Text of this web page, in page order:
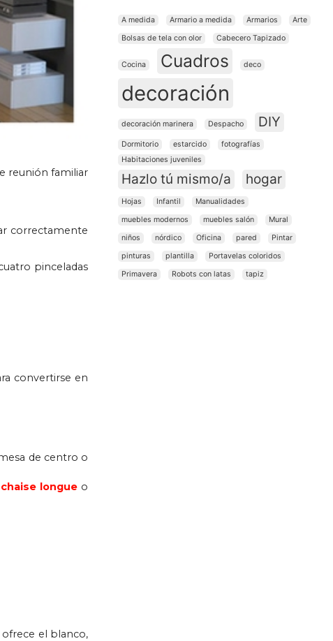
reunión familiar
correctamente
pinceladas
convertirse en
de centro o
longueo
ofrece el blanco,
A medida Armario a medida Armarios
Arte
Bolsas de tela con olor
Cabecero Tapizado
Cocina Cuadros deco
decoración
decoración marinera Despacho DIY
Dormitorio estarcido
fotografías
Habitaciones juveniles
Hazlo tú mismo/a hogar
Hojas Infantil
Manualidades
muebles modernos
muebles salón
Mural
niños
nórdico Oficina pared
Pintar
pinturas
plantilla
Portavelas coloridos
Primavera
Robots con latas tapiz